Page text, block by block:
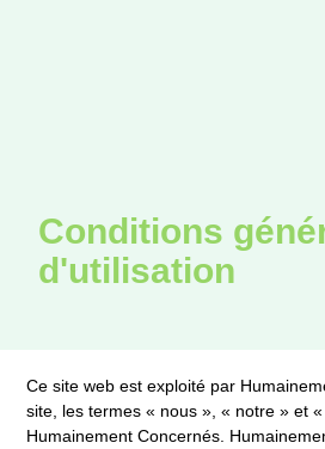
Conditions
d'utilisation
Ce site web est exploité par
site, les termes « nous », « notre » et
Humainement Concernés.